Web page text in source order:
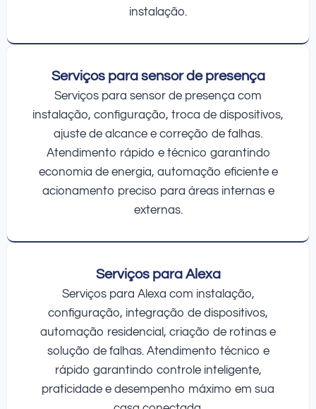
instalação.
Serviços para sensor de presença
Serviços para sensor de presença com
instalação, configuração, troca de dispositivos,
ajuste de alcance e correção de falhas.
Atendimento rápido e técnico garantindo
economia de energia, automação eficiente e
acionamento preciso para áreas internas e
externas.
Serviços para Alexa
Serviços para Alexa com instalação,
configuração, integração de dispositivos,
automação residencial, criação de rotinas e
solução de falhas. Atendimento técnico e
rápido garantindo controle inteligente,
praticidade e desempenho máximo em sua